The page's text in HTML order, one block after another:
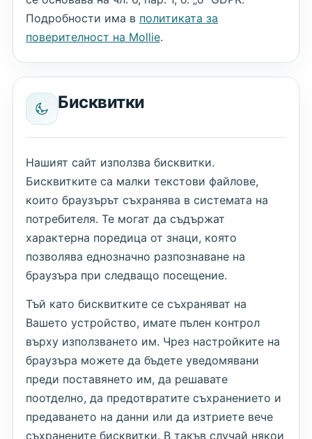
Подробности има в политиката за
поверителност на Mollie.
Бисквитки
Нашият сайт използва бисквитки.
Бисквитките са малки текстови файлове,
които браузърът съхранява в системата на
потребителя. Те могат да съдържат
характерна поредица от знаци, която
позволява еднозначно разпознаване на
браузъра при следващо посещение.
Тъй като бисквитките се съхраняват на
Вашето устройство, имате пълен контрол
върху използването им. Чрез настройките на
браузъра можете да бъдете уведомявани
преди поставянето им, да решавате
поотделно, да предотвратите съхранението и
предаването на данни или да изтриете вече
съхранените бисквитки. В такъв случай някои